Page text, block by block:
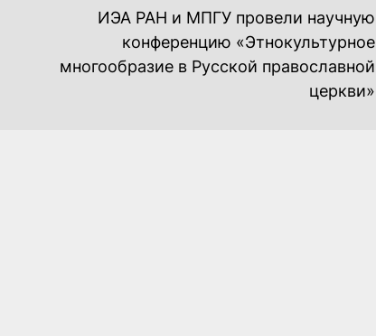
ИЭА РАН и МПГУ провели научную
конференцию «Этнокультурное
многообразие в Русской православной
церкви»